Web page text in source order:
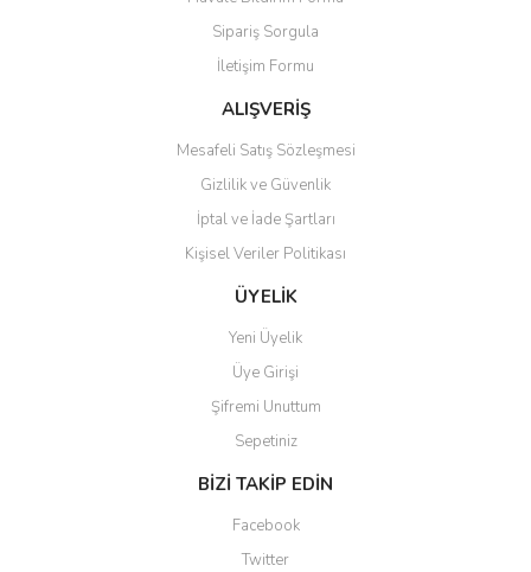
Ürün bilgilerinde hatalar bulunuyor.
Ürün fiyatı diğer sitelerden daha pahalı.
Bu ürüne benzer farklı alternatifler olmalı.
Gönder
Sipariş Sorgula
İletişim Formu
ALIŞVERİŞ
Mesafeli Satış Sözleşmesi
Gizlilik ve Güvenlik
İptal ve İade Şartları
Kişisel Veriler Politikası
ÜYELİK
Yeni Üyelik
Üye Girişi
Şifremi Unuttum
Sepetiniz
BİZİ TAKİP EDİN
Facebook
Twitter